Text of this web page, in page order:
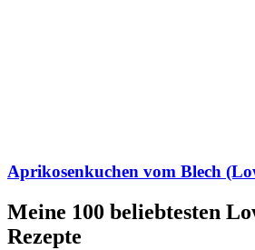
Aprikosenkuchen vom Blech
Meine 100 beliebtesten
Rezepte